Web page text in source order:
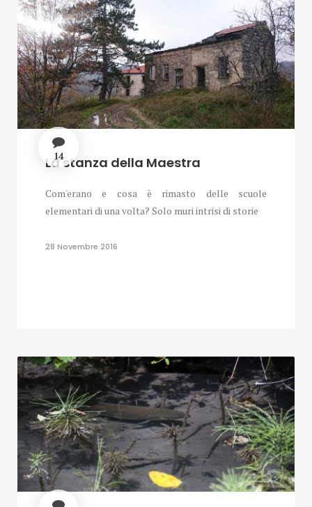
14
La stanza della Maestra
Com'erano e cosa è rimasto delle scuole
elementari di una volta? Solo muri intrisi di storie
28 Novembre 2016